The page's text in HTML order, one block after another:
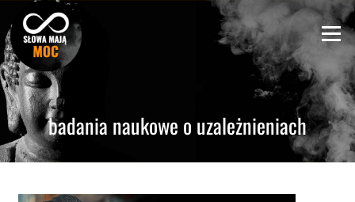
content
Menu
badania naukowe o uzależnieniach